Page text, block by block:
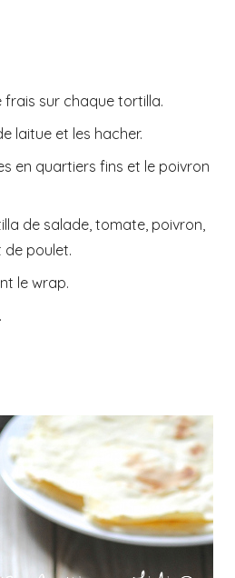
sur chaque tortilla.
laitue et les hacher.
en quartiers fins et le poivron
de salade, tomate, poivron,
poulet.
le wrap.